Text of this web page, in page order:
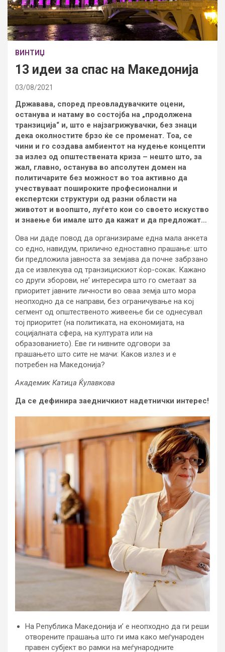
ВИНТИЏ
13 идеи за спас на Македонија
03/08/2021
Државава, според преовладувачките оцени,
останува и натаму во состојба на „продолжена
транзиција“ и, што е најзагрижувачки, без знаци
дека околностите брзо ќе се променат. Тоа, се
чини и го создава амбиентот на нудење концепти
за излез од општествената криза – нешто што, за
жал, главно, останува во апсолутен домен на
политичарите без можност во тоа активно да
учествуваат пошироките професионални и
експертски структури од разни области на
животот и воопшто, луѓето кои со своето искуство
и знаење би имале што да кажат и да предложат…
Ова ни даде повод да организираме една мала анкета
со едно, навидум, прилично едноставно прашање: што
би предложила јавноста за земјава да почне забрзано
да се извлекува од транзицискиот ќор-сокак. Кажано
со други зборови, не’ интересира што го сметаат за
приоритет јавните личности во оваа земја што мора
неопходно да се направи, без ограничување на кој
сегмент од општественото живеење би се однесувал
тој приоритет (на политиката, на економијата, на
социјалната сфера, на културата или на
образованието). Еве ги нивните одговори за
прашањето што сите не мачи: Каков излез и е
потребен на Македонија?
Академик Катица Ќулавкова
Да се дефинира заедничкиот надетнички интерес!
На Република Македонија и’ е неопходно да ги реши
отворените прашања што ги има како меѓународен
правен субјект во рамки на меѓународните